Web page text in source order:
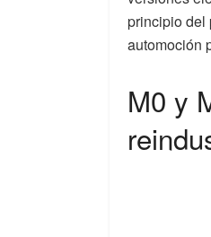
principio del
automoción
M0 y